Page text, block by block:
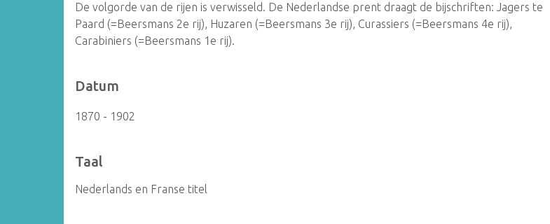
De volgorde van de rijen is verwisseld. De Nederlandse prent draagt ​​de bijschriften: Jagers te
Paard (=Beersmans 2e rij), Huzaren (=Beersmans 3e rij), Curassiers (=Beersmans 4e rij),
Carabiniers (=Beersmans 1e rij).
Datum
1870 - 1902
Taal
Nederlands en Franse titel